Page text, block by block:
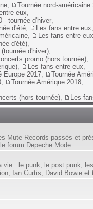
Tournée nord-américaine
eux
- tournée d'hiver
d'été
Les fans entre eux
Les fans entre eux
d'été)
d'hiver)
promo (hors tournée)
Les fans entre eux
Europe 2017
Tournée
Tournée Amérique 2018
(hors tournée)
Les
Mute Records passés et
forum Depeche Mode.
vie : le punk, le post punk,
Ian Curtis, David Bowie et